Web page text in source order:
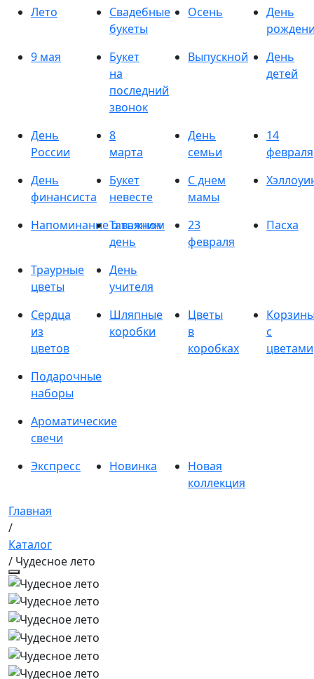
Лето
Свадебные
букеты
Осень
День
9 мая
Букет
на
последний
звонок
Выпускной
День
детей
День
России
8
марта
День
семьи
14
февраля
День
финансиста
Букет
невесте
С днем
мамы
Напоминание о важном
Татьянин
день
23
февраля
Пасха
Траурные
цветы
День
учителя
Сердца
из
цветов
Шляпные
коробки
Цветы
в
коробках
с
цветами
Подарочные
наборы
Ароматические
свечи
Экспресс
Новинка
Новая
коллекция
Главная
/
Каталог
/ Чудесное лето